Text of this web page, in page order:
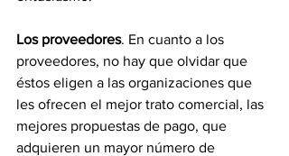
Los proveedores. En cuanto a los
proveedores, no hay que olvidar que
éstos eligen a las organizaciones que
les ofrecen el mejor trato comercial, las
mejores propuestas de pago, que
adquieren un mayor número de